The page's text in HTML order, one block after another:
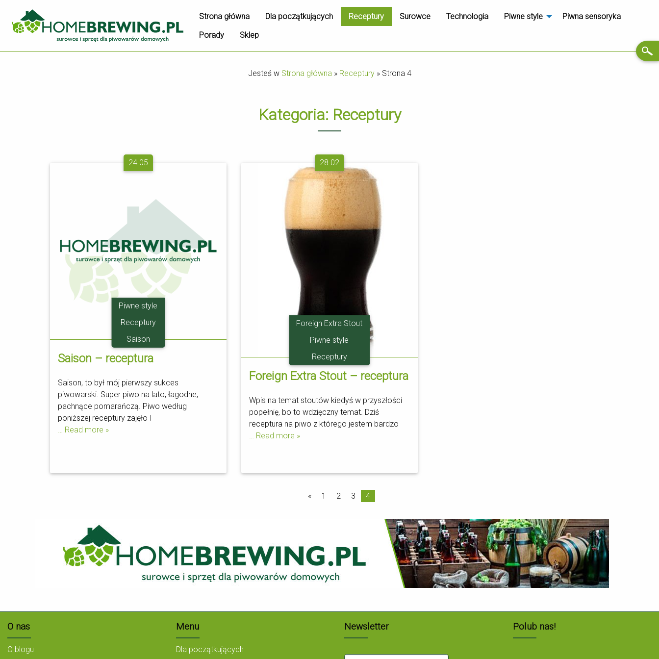
Strona główna Dla początkujących Receptury Surowce Technologia Piwne style Piwna sensoryka
Porady Sklep
Jesteś w Strona główna» Receptury» Strona 4
Kategoria: Receptury
24.05
Piwne style
Receptury
Saison
Saison – receptura
Saison, to był mój pierwszy sukces
piwowarski. Super piwo na lato, łagodne,
pachnące pomarańczą. Piwo według
poniższej receptury zajęło I
… Read more »
28.02
Foreign Extra Stout
Piwne style
Receptury
Foreign Extra Stout – receptura
Wpis na temat stoutów kiedyś w przyszłości
popełnię, bo to wdzięczny temat. Dziś
receptura na piwo z którego jestem bardzo
… Read more »
« 1 2 3 4
O nas
O blogu
Menu
Dla początkujących
Newsletter Polub nas!